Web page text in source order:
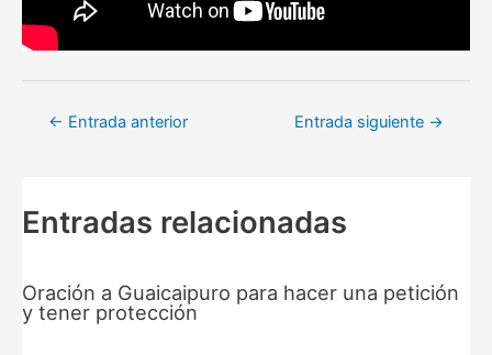
Navegación
← Entrada anterior Entrada siguiente →
Entradas relacionadas
Oración a Guaicaipuro para hacer una petición
y tener protección